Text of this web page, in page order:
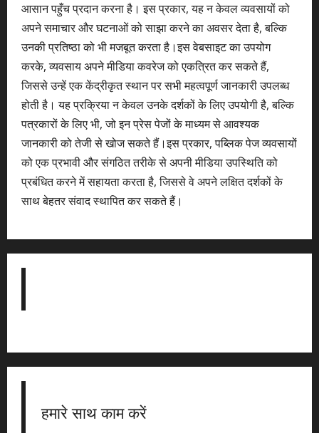
आसान पहुँच प्रदान करना है। इस प्रकार, यह न केवल व्यवसायों को
अपने समाचार और घटनाओं को साझा करने का अवसर देता है, बल्कि
उनकी प्रतिष्ठा को भी मजबूत करता है।इस वेबसाइट का उपयोग
करके, व्यवसाय अपने मीडिया कवरेज को एकत्रित कर सकते हैं,
जिससे उन्हें एक केंद्रीकृत स्थान पर सभी महत्वपूर्ण जानकारी उपलब्ध
होती है। यह प्रक्रिया न केवल उनके दर्शकों के लिए उपयोगी है, बल्कि
पत्रकारों के लिए भी, जो इन प्रेस पेजों के माध्यम से आवश्यक
जानकारी को तेजी से खोज सकते हैं।इस प्रकार, पब्लिक पेज व्यवसायों
को एक प्रभावी और संगठित तरीके से अपनी मीडिया उपस्थिति को
प्रबंधित करने में सहायता करता है, जिससे वे अपने लक्षित दर्शकों के
साथ बेहतर संवाद स्थापित कर सकते हैं।
हमारे साथ काम करें